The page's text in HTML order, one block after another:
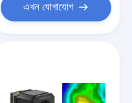
এখন যোগাযোগ